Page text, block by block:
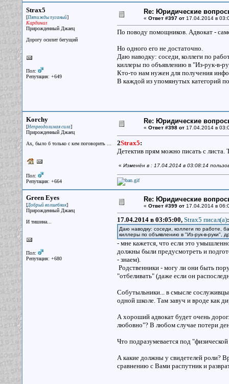
Strax5
[Пятижды пуганый]
Кардинал
Прирожденный Джаец
Дорогу осилит бегущий
Пол:
Репутация: +649
Re: Юридические
« Ответ #397 от17.04.2014 в
По поводу помощников. Адвокат -
Но одного его не достаточно.
Даю наводку: соседи, коллеги по
киллеры по объявлению в "Из-рук-в-
Кто-то нам нужен для получения
В каждой из упомянутых категорий
Korchy
[Непреодолимая сила]
Прирожденный Джаец
Ах, было б только с кем поговорить ...
Пол:
Репутация: +664
Re: Юридические
« Ответ #398 от17.04.2014 в
2Strax5:
Детектив прям можно писать с
« Изменён в : 17.04.2014 в 03:08:14
Green Eyes
[Добрый волшебник]
Прирожденный Джаец
И тишина...
Пол:
Репутация: +680
Re: Юридические
« Ответ #399 от17.04.2014 в
17.04.2014 в 03:05:00, Strax5 писал(a):
Даю наводку: соседи, коллеги по работе,
киллеры по объявлению в "Из-рук-в-руки",
- мне кажется, что если это
должны были предусмотреть и
- знаем).
Родственники - могу ли они быть
"отбеливать" (даже если он
Собутыльники... в смысле
одной школе. Там завуч и вроде как
А хороший адвокат будет очень
любовно"? В любом случае потери
Что подразумевается под
А какие должны у свидетелей роли?
сравнению с Вами распутник и